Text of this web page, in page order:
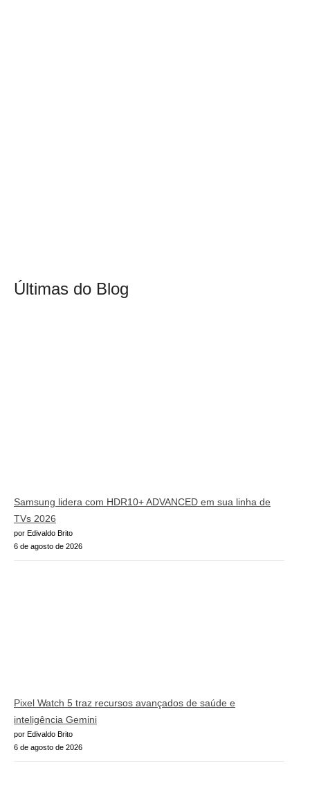
Últimas do Blog
Samsung lidera com HDR10+ ADVANCED em sua linha de
TVs 2026
por Edivaldo Brito
6 de agosto de 2026
Pixel Watch 5 traz recursos avançados de saúde e
inteligência Gemini
por Edivaldo Brito
6 de agosto de 2026